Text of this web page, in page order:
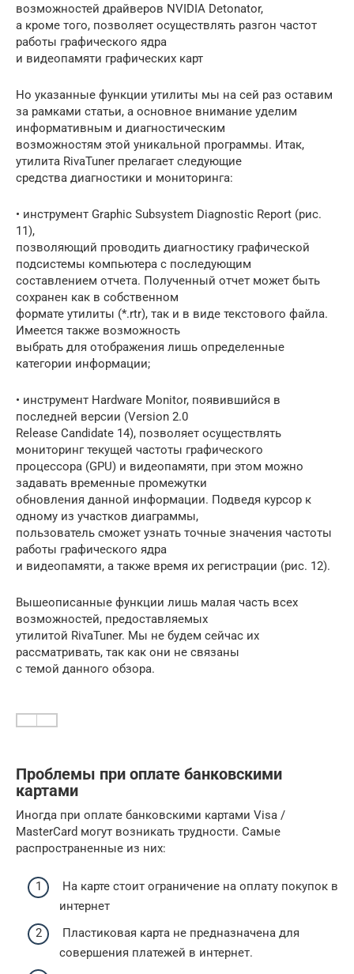
возможностей драйверов NVIDIA Detonator,
а кроме того, позволяет осуществлять разгон частот
работы графического ядра
и видеопамяти графических карт
Но указанные функции утилиты мы на сей раз оставим
за рамками статьи, а основное внимание уделим
информативным и диагностическим
возможностям этой уникальной программы. Итак,
утилита RivaTuner прелагает следующие
средства диагностики и мониторинга:
• инструмент Graphic Subsystem Diagnostic Report (рис.
11),
позволяющий проводить диагностику графической
подсистемы компьютера с последующим
составлением отчета. Полученный отчет может быть
сохранен как в собственном
формате утилиты (*.rtr), так и в виде текстового файла.
Имеется также возможность
выбрать для отображения лишь определенные
категории информации;
• инструмент Hardware Monitor, появившийся в
последней версии (Version 2.0
Release Candidate 14), позволяет осуществлять
мониторинг текущей частоты графического
процессора (GPU) и видеопамяти, при этом можно
задавать временные промежутки
обновления данной информации. Подведя курсор к
одному из участков диаграммы,
пользователь сможет узнать точные значения частоты
работы графического ядра
и видеопамяти, а также время их регистрации (рис. 12).
Вышеописанные функции лишь малая часть всех
возможностей, предоставляемых
утилитой RivaTuner. Мы не будем сейчас их
рассматривать, так как они не связаны
с темой данного обзора.
Проблемы при оплате банковскими
картами
Иногда при оплате банковскими картами Visa /
MasterCard могут возникать трудности. Самые
распространенные из них:
На карте стоит ограничение на оплату покупок в
интернет
Пластиковая карта не предназначена для
совершения платежей в интернет.